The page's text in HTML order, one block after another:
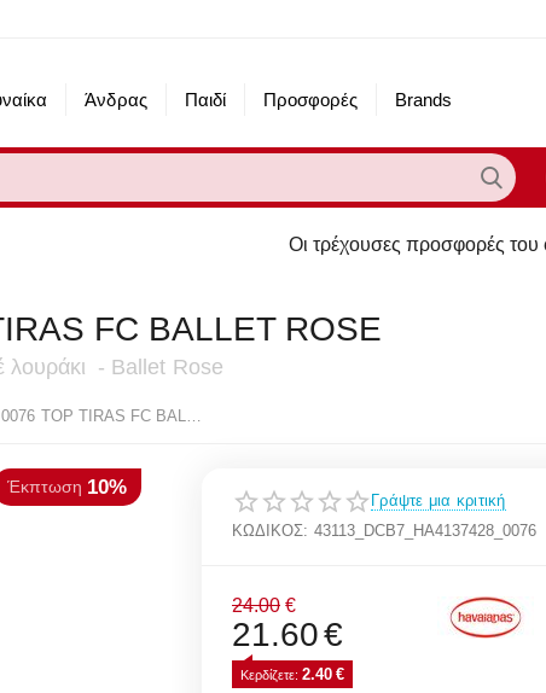
Άνδρας Παιδί Προσφορές Brands
Οι τρέχουσες προσφορές του eshop μας αυτή
FC BALLET ROSE
λουράκι - Ballet Rose
HAVAIANAS 4137428 0076 TOP TIRAS FC BALLET ROSE
Γράψτε μια κριτική
ΚΩΔΙΚΟΣ: 43113_DCB7_HA4137428_0076
24.00 €
21.60€
Κερδίζετε: 2.40 €